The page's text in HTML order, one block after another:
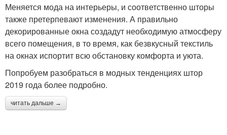
Меняется мода на интерьеры, и соответственно шторы
также претерпевают изменения. А правильно
декорированные окна создадут необходимую атмосферу
всего помещения, в то время, как безвкусный текстиль
на окнах испортит всю обстановку комфорта и уюта.
Попробуем разобраться в модных тенденциях штор
2019 года более подробно.
читать дальше →